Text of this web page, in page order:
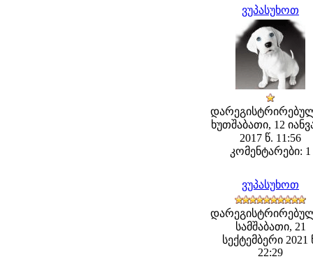
ვუპასუხოთ
ხუთშაბათი, 12
2017 წ. 11:56
კომენტარები: 1
ვუპასუხოთ
სამშაბათი, 21
სექტემბერი 2021
22:29